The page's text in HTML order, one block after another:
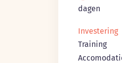
dagen
Investering
Training